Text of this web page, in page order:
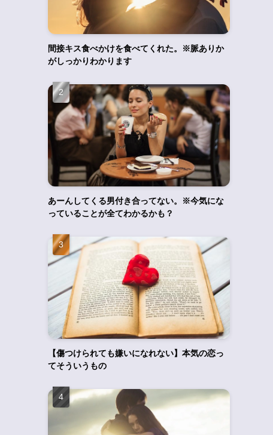
間接キス食べかけを食べてくれた。※脈ありか
がしっかりわかります
あーんしてくる男付き合ってない。※今気にな
っていることが全てわかるかも？
【傷つけられても嫌いになれない】本気の恋っ
てそういうもの